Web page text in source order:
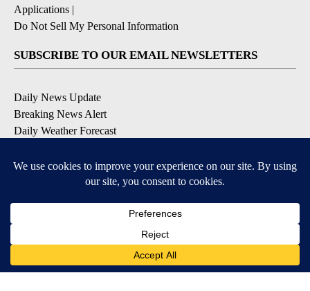
Applications |
Do Not Sell My Personal Information
SUBSCRIBE TO OUR EMAIL NEWSLETTERS
Daily News Update
Breaking News Alert
Daily Weather Forecast
Contests and Promotions
Available for iOS and Android